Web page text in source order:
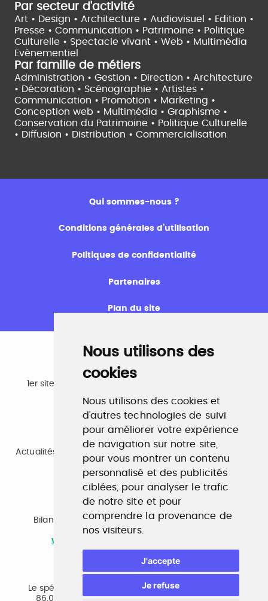
Nous utilisons des
cookies
Nous utilisons des cookies et
d'autres technologies de suivi
pour améliorer votre expérience
de navigation sur notre site,
pour vous montrer un contenu
personnalisé et des publicités
ciblées, pour analyser le trafic
de notre site et pour
comprendre la provenance de
nos visiteurs.
J'accepte
Je refuse
Par secteur d'activité
Art • Design • Architecture • Audiovisuel • Edition •
Presse • Communication • Patrimoine • Politique
Culturelle • Spectacle vivant • Web • Multimédia
Evènementiel
Par famille de métiers
Administration • Gestion • Direction • Architecture
• Décoration • Scénographie • Artistes •
Communication • Promotion • Marketing •
Conception web • Multimédia • Graphisme •
Conservation du Patrimoine • Politique Culturelle
• Diffusion • Distribution • Commercialisation
Qui sommes-nous ?
Conditions générales d’utilisation
Politiques de confidentialité
Partenaires
Plan du site
Emploi
1er site emploi du secteur culturel 784.000 visites et
www.profilculture.com
Formation
Actualités, guide et annuaire des formations aux métiers
de la culture.
www.profilculture-formation.com
Accompagnement professionnel
Bilan de compétences, coaching, techniques de
recherche d'emploi, entretien conseil.
www.profilculture-competences.com
Le spécialiste du secteur culturel, une cvthèque de
86.000 CV et réseau unique de professionnels.